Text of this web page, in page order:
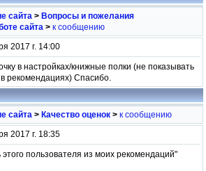
сайта > Вопросы и пожелания
сайта > к сообщению
2017 г. 14:00
в настройках/книжные полки (не показывать
рекомендациях) Спасибо.
сайта > Качество оценок > к сообщению
2017 г. 18:35
пользователя из моих рекомендаций"